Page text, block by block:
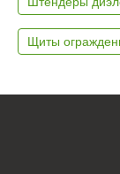
Щиты